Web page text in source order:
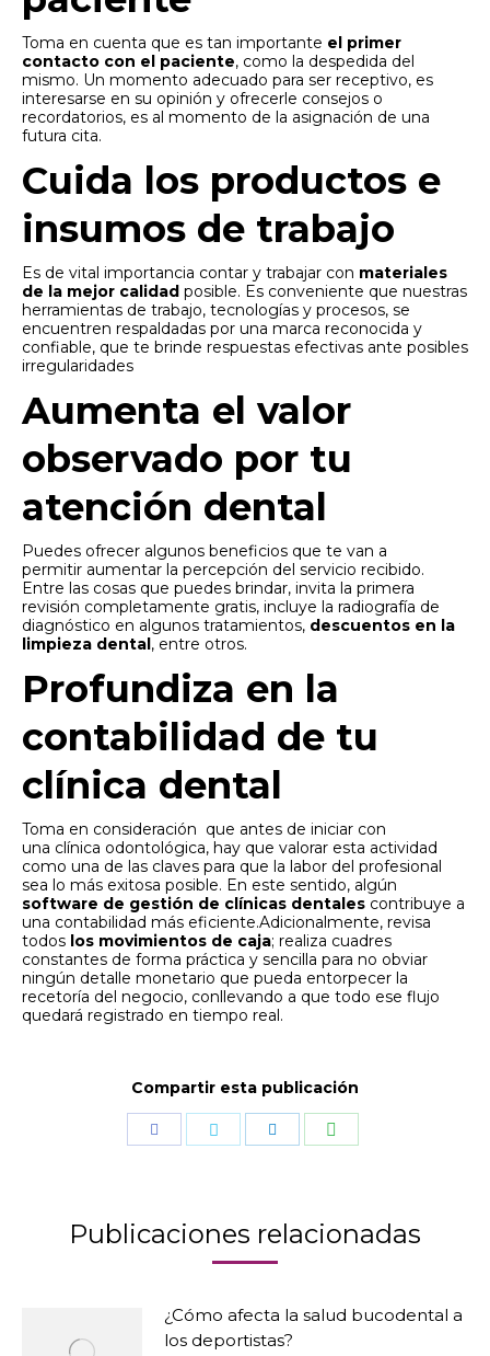
Toma en cuenta que es tan importante el primer
contacto con el paciente, como la despedida del
mismo. Un momento adecuado para ser receptivo, es
interesarse en su opinión y ofrecerle consejos o
recordatorios, es al momento de la asignación de una
futura cita.
Cuida los productos e
insumos de trabajo
Es de vital importancia contar y trabajar con materiales
de la mejor calidad posible. Es conveniente que nuestras
herramientas de trabajo, tecnologías y procesos, se
encuentren respaldadas por una marca reconocida y
confiable, que te brinde respuestas efectivas ante posibles
irregularidades
Aumenta el valor
observado por tu
atención dental
Puedes ofrecer algunos beneficios que te van a
permitir aumentar la percepción del servicio recibido.
Entre las cosas que puedes brindar, invita la primera
revisión completamente gratis, incluye la radiografía de
diagnóstico en algunos tratamientos, descuentos en la
limpieza dental, entre otros.
Profundiza en la
contabilidad de tu
clínica dental
Toma en consideración que antes de iniciar con
una clínica odontológica, hay que valorar esta actividad
como una de las claves para que la labor del profesional
sea lo más exitosa posible. En este sentido, algún
software de gestión de clínicas dentales contribuye a
una contabilidad más eficiente.Adicionalmente, revisa
todos los movimientos de caja; realiza cuadres
constantes de forma práctica y sencilla para no obviar
ningún detalle monetario que pueda entorpecer la
recetoría del negocio, conllevando a que todo ese flujo
quedará registrado en tiempo real.
Compartir esta publicación
Compartir
Compartir
Publicaciones relacionadas
¿Cómo afecta la salud bucodental a
los deportistas?